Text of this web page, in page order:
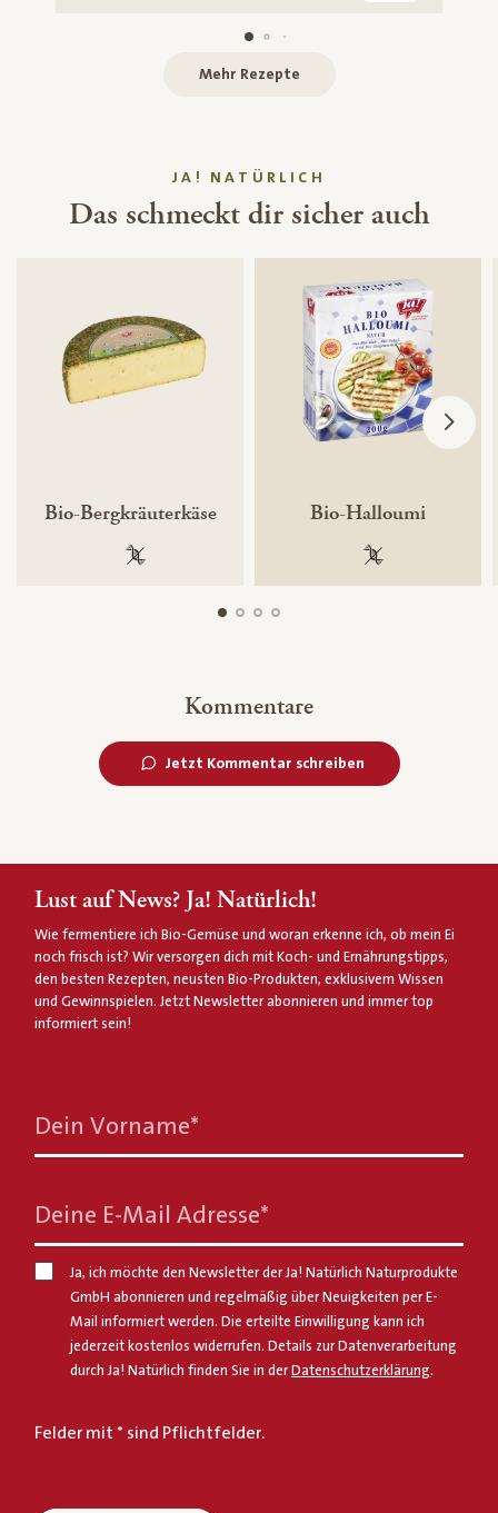
Mehr Rezepte
JA! NATÜRLICH
Das schmeckt dir sicher auch
Bio-Bergkräuterkäse
100 % gentechnikfrei
Bio-Halloumi
100 %
Kommentare
Jetzt Kommentar schreiben
Lust auf News? Ja! Natürlich!
Wie fermentiere ich Bio-Gemüse und woran erkenne ich, ob mein Ei
noch frisch ist? Wir versorgen dich mit Koch- und Ernährungstipps,
den besten Rezepten, neusten Bio-Produkten, exklusivem Wissen
und Gewinnspielen. Jetzt Newsletter abonnieren und immer top
informiert sein!
Dein Vorname*
Deine E-Mail Adresse*
Ja, ich möchte den Newsletter der Ja! Natürlich Naturprodukte
GmbH abonnieren und regelmäßig über Neuigkeiten per E-
Mail informiert werden. Die erteilte Einwilligung kann ich
jederzeit kostenlos widerrufen. Details zur Datenverarbeitung
durch Ja! Natürlich finden Sie in der Datenschutzerklärung.
Felder mit * sind Pflichtfelder.